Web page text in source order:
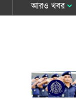
আরও খবর